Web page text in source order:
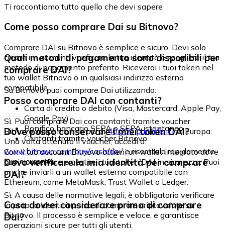
Ti raccontiamo tutto quello che devi sapere
Come posso comprare Dai su Bitnovo?
Comprare DAI su Bitnovo è semplice e sicuro. Devi solo
creare un account, verificare la tua identità e scegliere il tuo
metodo di pagamento preferito. Riceverai i tuoi token nel
tuo wallet Bitnovo o in qualsiasi indirizzo esterno
compatibile.
Quali metodi di pagamento sono disponibili per
comprare DAI?
Su Bitnovo puoi comprare Dai utilizzando:
Carta di credito o debito (Visa, Mastercard, Apple Pay,
Google Pay)
Bonifico bancario SEPA o SEPA istantaneo
Contanti tramite voucher Bitnovo
Posso comprare DAI con contanti?
Sì. Puoi comprare Dai con contanti tramite voucher
Bitnovo, disponibili in più di40.000 punti fisiciin Europa.
Una volta ottenuto il voucher, accedi a:
www.bitnovo.com/buy/cash/dai/e riscattalo rapidamente
e in sicurezza.
Dove posso conservare i miei token DAI?
Con il tuo account Bitnovo ottieni un wallet integrato dove
puoi conservare e gestire i tuoi token DAI in sicurezza. Puoi
anche inviarli a un wallet esterno compatibile con
Ethereum, come MetaMask, Trust Wallet o Ledger.
Devo verificare la mia identità per comprare
DAI?
Sì. A causa delle normative legali, è obbligatorio verificare
la propria identità prima di comprare criptovalute su
Bitnovo. Il processo è semplice e veloce, e garantisce
operazioni sicure per tutti gli utenti.
Cosa dovrei considerare prima di comprare
Dai?